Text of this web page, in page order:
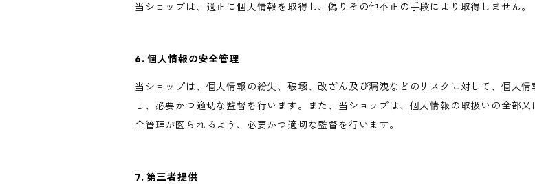
当ショップは、適正に個人情報を取得し、偽りその他不正の手段により取得しません。
6. 個人情報の安全管理
当ショップは、個人情報の紛失、破壊、改ざん及び漏洩などのリスクに対して、個人
し、必要かつ適切な監督を行います。また、当ショップは、個人情報の取扱いの全部
全管理が図られるよう、必要かつ適切な監督を行います。
7. 第三者提供